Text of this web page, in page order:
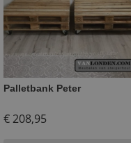
Palletbank Peter
€208,95